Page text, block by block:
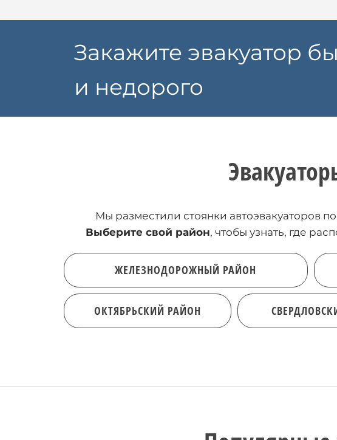
Закажите эвакуатор
и недорого
Мы разместили стоянки автоэвакуаторов
Выберите свой район, чтобы узнать, где
ЖЕЛЕЗНОДОРОЖНЫЙ РАЙОН
ОКТЯБРЬСКИЙ РАЙОН